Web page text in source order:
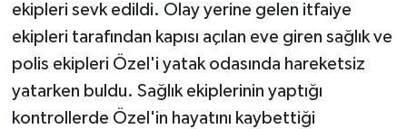
ekipleri sevk edildi. Olay yerine gelen itfaiye
ekipleri tarafından kapısı açılan eve giren sağlık ve
polis ekipleri Özel'i yatak odasında hareketsiz
yatarken buldu. Sağlık ekiplerinin yaptığı
kontrollerde Özel'in hayatını kaybettiği